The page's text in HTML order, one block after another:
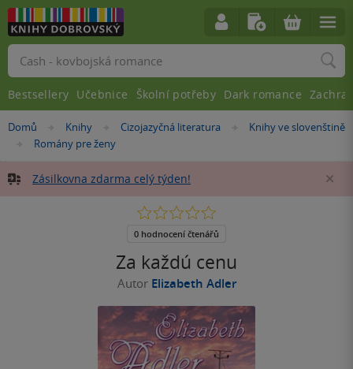
Nacházíte
Domů »Knihy »Cizojazyčná literatura »
Knihy ve slovenštině
»
Romány pre ženy
Zásilkovna zdarma celý týden!
Za každú cenu
Autor Elizabeth Adler
0.0
5
0 hodnocení čtenářů
Vyhledávání
Bestsellery Učebnice Školní potřeby Dark romance